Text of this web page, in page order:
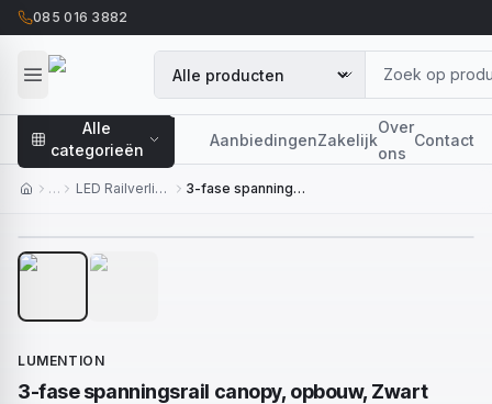
085 016 3882
Alle
categorieën
AanbiedingenZakelijk
Over
ons
Contact
… LED Railverlichting
3-fase spanningsrail canopy, opbouw, Zwart
LUMENTION
3-fase spanningsrail canopy, opbouw, Zwart